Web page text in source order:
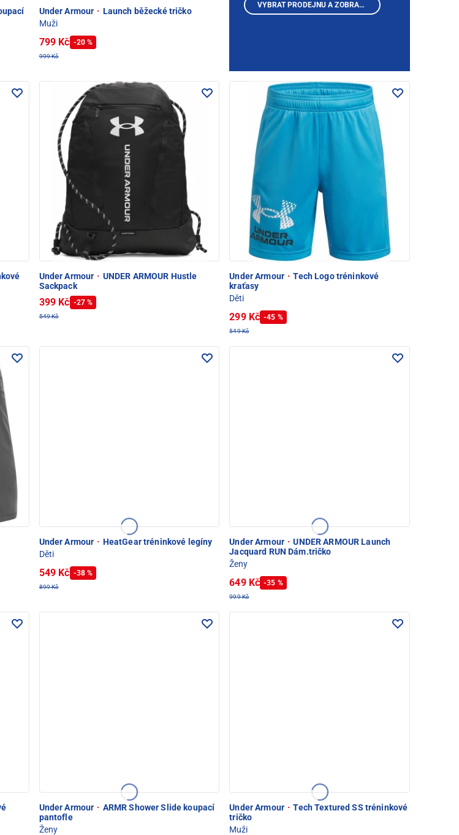
Under Armour · Launch běžecké tričko
Muži
799 Kč -20 %
999 Kč
Under Armour · UNDER ARMOUR Hustle
Sackpack
399 Kč -27 %
549 Kč
Under Armour · Tech Logo tréninkové
kraťasy
Děti
299 Kč -45 %
549 Kč
Under Armour · HeatGear tréninkové legíny
Děti
549 Kč -38 %
899 Kč
Under Armour · UNDER ARMOUR Launch
Jacquard RUN Dám.tričko
Ženy
649 Kč -35 %
999 Kč
Under Armour · ARMR Shower Slide koupací
pantofle
Ženy
Under Armour · Tech Textured SS tréninkové
tričko
Muži
VYBRAT PRODEJNU A ZOBRAZIT PRODUKTY